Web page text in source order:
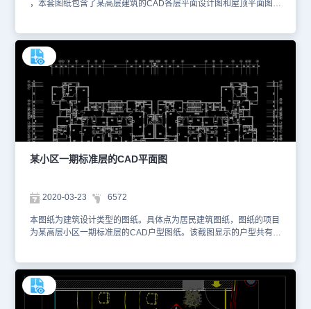
，本套图纸包含了某高层建筑的CAD各层平面设计图和屋顶平面图。
学习资料参考使用，请勿用于商业用途。
某小区一期标准层的CAD平面图
2020-03-23 6572
本图纸为建筑设计类型的图纸。具体点为居民建筑图纸，图纸的项目
为某高层小区一期标准层的CAD户型图纸。该截图显示的户型共有两
过浩辰CAD看图王网页版进行观看，如想获取更多CAD资料库，可
以访问浩辰CAD官网进行学习，本图纸仅用于学习资料，切勿用于商
业用途。